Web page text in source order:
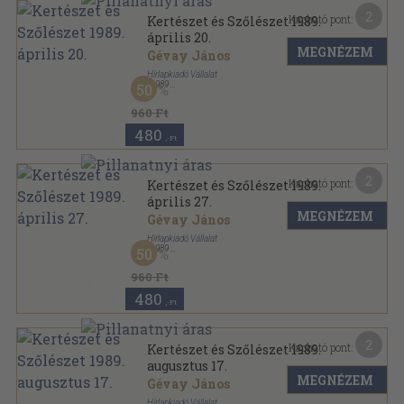
Kertészet és Szőlészet 1989.
április 20.
Gévay János
Hírlapkiadó Vállalat
, 1989
Tűzött kötés
Kertészet és Szőlészet sorozat
960 Ft
50
480 ,-Ft
Kapható pont:
MEGNÉZEM
Kertészet és Szőlészet 1989.
április 27.
Gévay János
Hírlapkiadó Vállalat
, 1989
Tűzött kötés
Kertészet és Szőlészet sorozat
960 Ft
50
480 ,-Ft
Kapható pont:
MEGNÉZEM
Kertészet és Szőlészet 1989.
augusztus 17.
Gévay János
Kapható pont:
MEGNÉZEM